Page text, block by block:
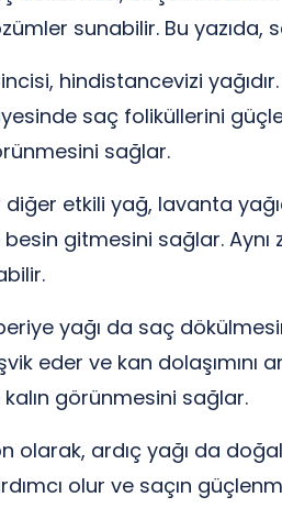
sunabilir. Bu
hindistancevizi
saç foliküllerini
sağlar.
diğer etkili yağ, lavanta
besin gitmesini sağlar.
yağı da saç
eder ve kan
kalın görünmesini sağlar.
olarak, ardıç yağı da
olur ve saçın